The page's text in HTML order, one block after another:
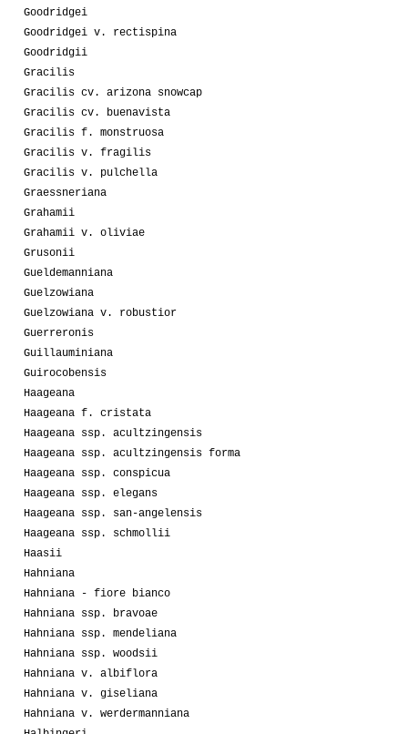
Goodridgei
Goodridgei v. rectispina
Goodridgii
Gracilis
Gracilis cv. arizona snowcap
Gracilis cv. buenavista
Gracilis f. monstruosa
Gracilis v. fragilis
Gracilis v. pulchella
Graessneriana
Grahamii
Grahamii v. oliviae
Grusonii
Gueldemanniana
Guelzowiana
Guelzowiana v. robustior
Guerreronis
Guillauminiana
Guirocobensis
Haageana
Haageana f. cristata
Haageana ssp. acultzingensis
Haageana ssp. acultzingensis forma
Haageana ssp. conspicua
Haageana ssp. elegans
Haageana ssp. san-angelensis
Haageana ssp. schmollii
Haasii
Hahniana
Hahniana - fiore bianco
Hahniana ssp. bravoae
Hahniana ssp. mendeliana
Hahniana ssp. woodsii
Hahniana v. albiflora
Hahniana v. giseliana
Hahniana v. werdermanniana